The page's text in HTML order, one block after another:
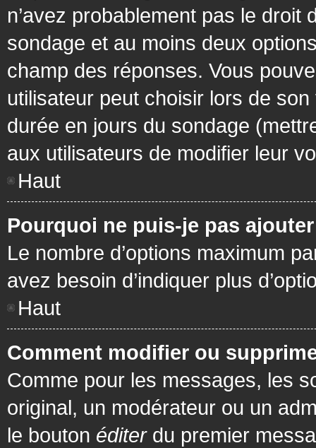
n’avez probablement pas le
sondage et au moins deux
champ des réponses. Vous
utilisateur peut choisir lors de
durée en jours du sondage
aux utilisateurs de modifier leur
Haut
Pourquoi ne puis-je pas
Le nombre d’options maximum
avez besoin d’indiquer plus
Haut
Comment modifier ou
Comme pour les messages, les
original, un modérateur ou un
le bouton éditerdu premier